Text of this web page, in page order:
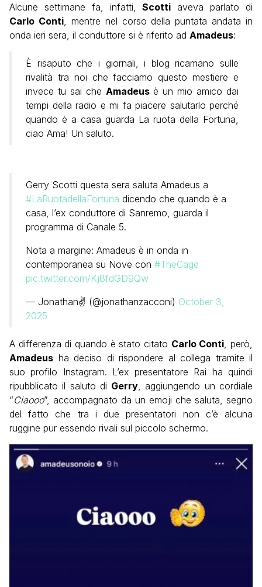
Alcune settimane fa, infatti,Scotti aveva parlato di
Carlo Conti, mentre nel corso della puntata andata in
onda ieri sera, il conduttore si è riferito ad Amadeus:
È risaputo che i giornali, i blog ricamano sulle
rivalità tra noi che facciamo questo mestiere e
invece tu sai che Amadeusè un mio amico dai
tempi della radio e mi fa piacere salutarlo perché
quando è a casa guarda La ruota della Fortuna,
ciao Ama! Un saluto.
Gerry Scotti questa sera saluta Amadeus a
#LaRuotadellaFortuna dicendo che quando è a
casa, l’ex conduttore di Sanremo, guarda il
programma di Canale 5.
Nota a margine: Amadeus è in onda in
contemporanea su Nove con #TheCage
pic.twitter.com/Kj8fdGD9Qw
— Jonathan✌ (@jonathanzacconi) October 3,
2025
A differenza di quando è stato citato Carlo Conti , però,
Amadeus ha deciso di rispondere al collega tramite il
suo profilo Instagram. L’ex presentatore Rai ha quindi
ripubblicato il saluto di Gerry , aggiungendo un cordiale
“Ciaooo”, accompagnato da un emoji che saluta, segno
del fatto che tra i due presentatori non c’è alcuna
ruggine pur essendo rivali sul piccolo schermo.